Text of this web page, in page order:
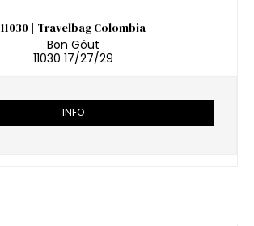
11030 | Travelbag Colombia
Bon Gôut
11030 17/27/29
INFO